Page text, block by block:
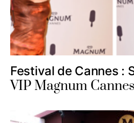
Festival de Cannes :
VIP Magnum Cannes